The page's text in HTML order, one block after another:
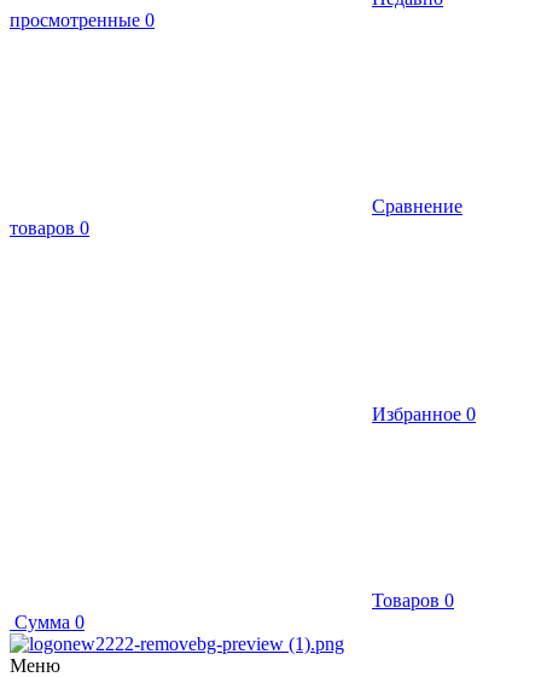
просмотренные 0
Сравнение
товаров 0
Избранное 0
Товаров 0
Сумма 0
Меню